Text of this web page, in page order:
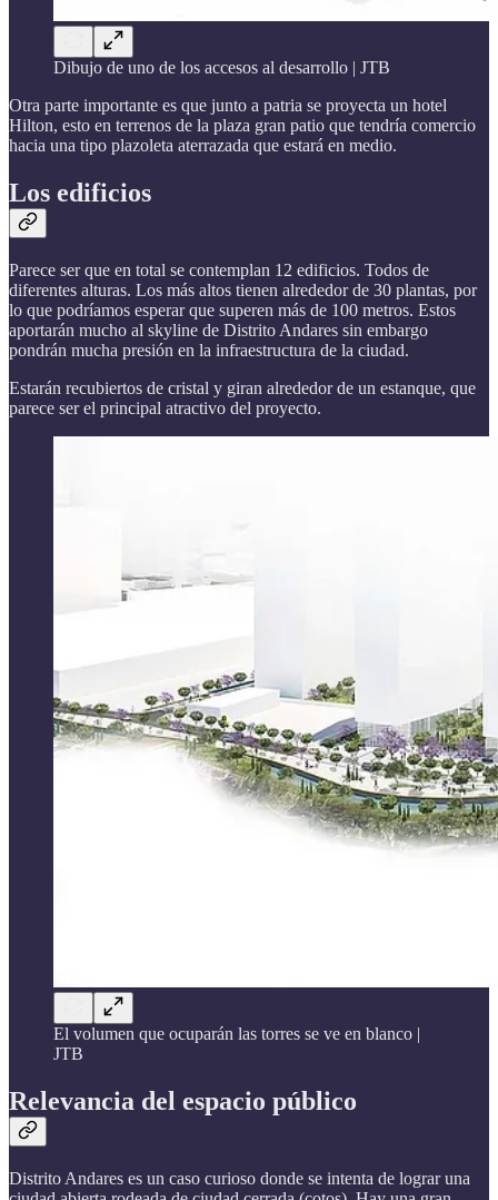
Dibujo de uno de los accesos al desarrollo | JTB
Otra parte importante es que junto a patria se proyecta un hotel
Hilton, esto en terrenos de la plaza gran patio que tendría comercio
hacia una tipo plazoleta aterrazada que estará en medio.
Los edificios
Parece ser que en total se contemplan 12 edificios. Todos de
diferentes alturas. Los más altos tienen alrededor de 30 plantas, por
lo que podríamos esperar que superen más de 100 metros. Estos
aportarán mucho al skyline de Distrito Andares sin embargo
pondrán mucha presión en la infraestructura de la ciudad.
Estarán recubiertos de cristal y giran alrededor de un estanque, que
parece ser el principal atractivo del proyecto.
El volumen que ocuparán las torres se ve en blanco |
JTB
Relevancia del espacio público
Distrito Andares es un caso curioso donde se intenta de lograr una